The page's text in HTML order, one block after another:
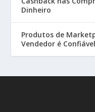
Dinheiro
Produtos de
Vendedor é